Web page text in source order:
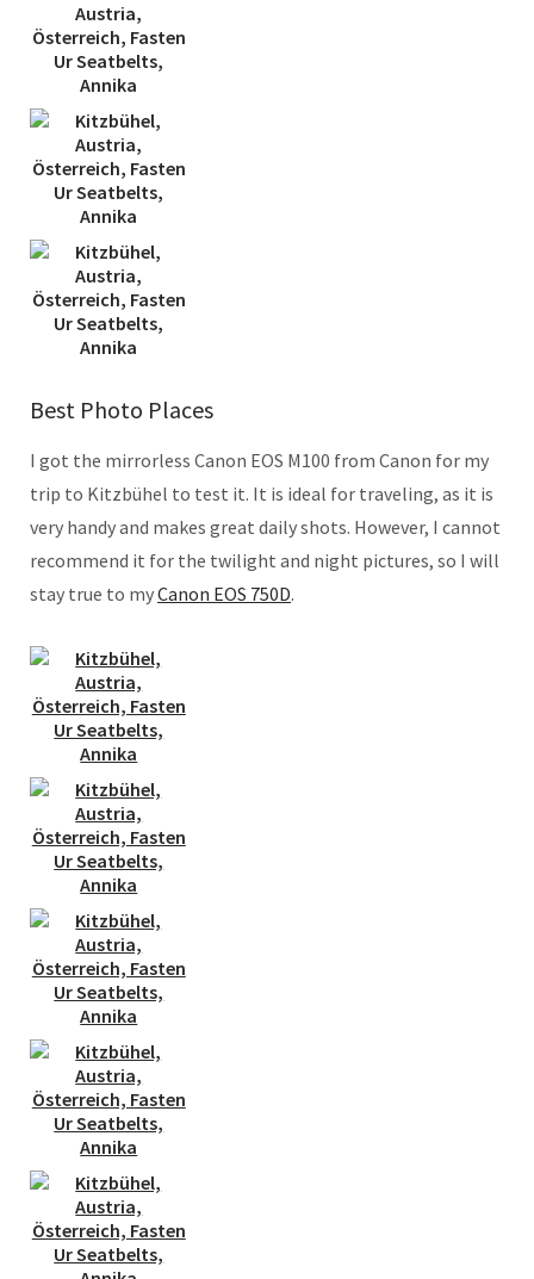
Best Photo Places
I got the mirrorless Canon EOS M100 from Canon for my
trip to Kitzbühel to test it. It is ideal for traveling, as it is
very handy and makes great daily shots. However, I cannot
recommend it for the twilight and night pictures, so I will
stay true to myCanon EOS 750D.